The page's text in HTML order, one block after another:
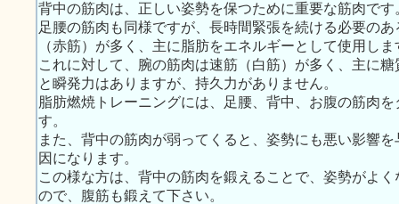
背中の筋肉は、正しい姿勢を保つために重要な筋肉です
足腰の筋肉も同様ですが、長時間緊張を続ける必要の
（赤筋）が多く、主に脂肪をエネルギーとして使用しま
これに対して、腕の筋肉は速筋（白筋）が多く、主に
と瞬発力はありますが、持久力がありません。
脂肪燃焼トレーニングには、足腰、背中、お腹の筋肉
す。
また、背中の筋肉が弱ってくると、姿勢にも悪い影響
因になります。
この様な方は、背中の筋肉を鍛えることで、姿勢がよ
ので、腹筋も鍛えて下さい。